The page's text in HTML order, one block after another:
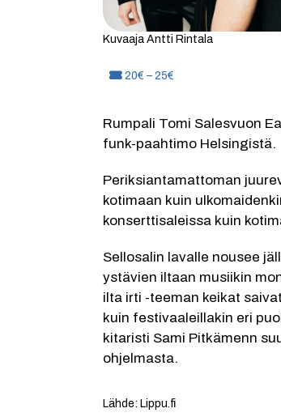
Kuvaaja Antti Rintala
Hinta:20€ – 25€
Rumpali Tomi Salesvuon
funk-paahtimo Helsingistä.
Periksiantamattoman
kotimaan kuin
konserttisaleissa kuin
Sellosalin lavalle nousee
ystävien iltaan musiikin
ilta irti -teeman keikat
kuin festivaaleillakin eri
kitaristi Sami Pitkämenn
ohjelmasta.
Lähde: Lippu.fi